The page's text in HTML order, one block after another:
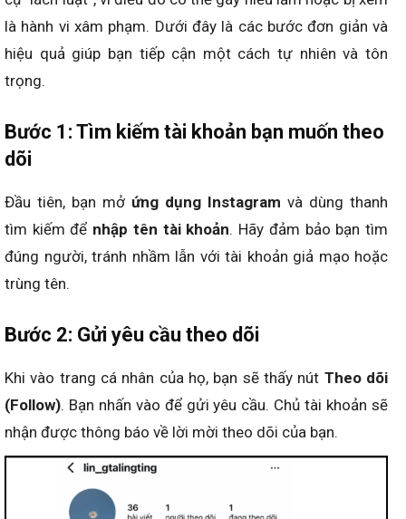
là hành vi xâm phạm. Dưới đây là các bước đơn giản và
hiệu quả giúp bạn tiếp cận một cách tự nhiên và tôn
trọng.
Bước 1: Tìm kiếm tài khoản bạn muốn theo
dõi
Đầu tiên, bạn mở ứng dụng Instagram và dùng thanh
tìm kiếm để nhập tên tài khoản. Hãy đảm bảo bạn tìm
đúng người, tránh nhầm lẫn với tài khoản giả mạo hoặc
trùng tên.
Bước 2: Gửi yêu cầu theo dõi
Khi vào trang cá nhân của họ, bạn sẽ thấy nút Theo dõi
(Follow). Bạn nhấn vào để gửi yêu cầu. Chủ tài khoản sẽ
nhận được thông báo về lời mời theo dõi của bạn.